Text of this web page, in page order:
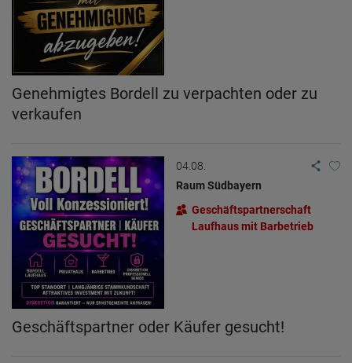
Genehmigtes Bordell zu verpachten oder zu
verkaufen
04.08.
Raum Südbayern
Geschäftspartnerschaft
Laufhaus mit Barbetrieb
Geschäftspartner oder Käufer gesucht!